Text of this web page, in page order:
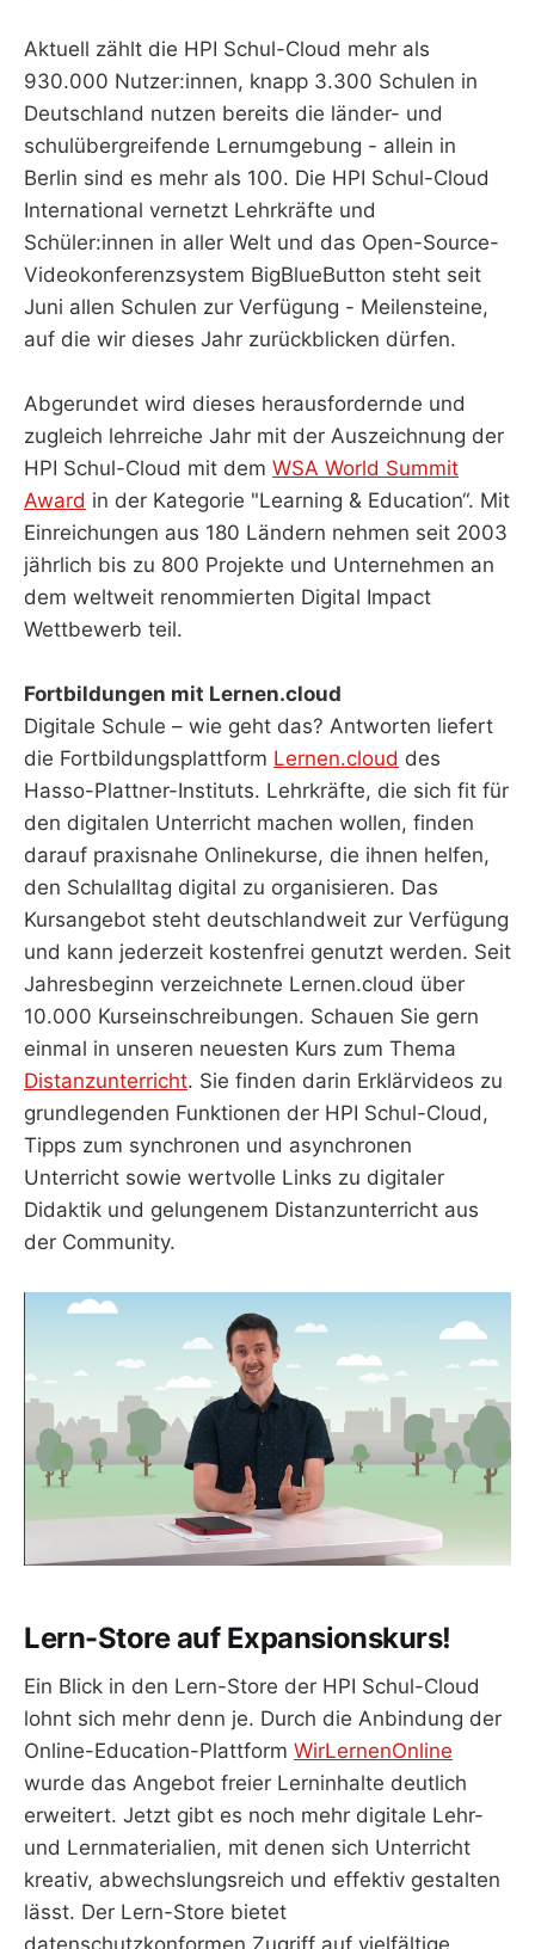
Aktuell zählt die HPI Schul-Cloud mehr als
930.000 Nutzer:innen, knapp 3.300 Schulen in
Deutschland nutzen bereits die länder- und
schulübergreifende Lernumgebung - allein in
Berlin sind es mehr als 100. Die HPI Schul-Cloud
International vernetzt Lehrkräfte und
Schüler:innen in aller Welt und das Open-Source-
Videokonferenzsystem BigBlueButton steht seit
Juni allen Schulen zur Verfügung - Meilensteine,
auf die wir dieses Jahr zurückblicken dürfen.
Abgerundet wird dieses herausfordernde und
zugleich lehrreiche Jahr mit der Auszeichnung der
HPI Schul-Cloud mit dem WSA World Summit
Award in der Kategorie "Learning & Education“. Mit
Einreichungen aus 180 Ländern nehmen seit 2003
jährlich bis zu 800 Projekte und Unternehmen an
dem weltweit renommierten Digital Impact
Wettbewerb teil.
Fortbildungen mit Lernen.cloud
Digitale Schule – wie geht das? Antworten liefert
die Fortbildungsplattform Lernen.cloud des
Hasso-Plattner-Instituts. Lehrkräfte, die sich fit für
den digitalen Unterricht machen wollen, finden
darauf praxisnahe Onlinekurse, die ihnen helfen,
den Schulalltag digital zu organisieren. Das
Kursangebot steht deutschlandweit zur Verfügung
und kann jederzeit kostenfrei genutzt werden. Seit
Jahresbeginn verzeichnete Lernen.cloud über
10.000 Kurseinschreibungen. Schauen Sie gern
einmal in unseren neuesten Kurs zum Thema
Distanzunterricht. Sie finden darin Erklärvideos zu
grundlegenden Funktionen der HPI Schul-Cloud,
Tipps zum synchronen und asynchronen
Unterricht sowie wertvolle Links zu digitaler
Didaktik und gelungenem Distanzunterricht aus
der Community.
Lern-Store auf Expansionskurs!
Ein Blick in den Lern-Store der HPI Schul-Cloud
lohnt sich mehr denn je. Durch die Anbindung der
Online-Education-Plattform WirLernenOnline
wurde das Angebot freier Lerninhalte deutlich
erweitert. Jetzt gibt es noch mehr digitale Lehr-
und Lernmaterialien, mit denen sich Unterricht
kreativ, abwechslungsreich und effektiv gestalten
lässt. Der Lern-Store bietet
datenschutzkonformen Zugriff auf vielfältige